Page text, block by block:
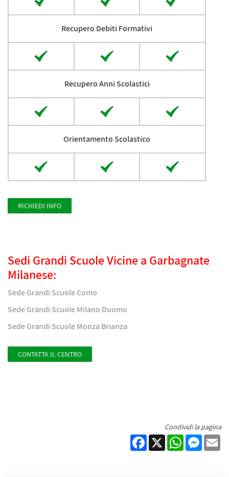
Recupero Debiti Formativi
Recupero Anni Scolastici
Orientamento Scolastico
RICHIEDI INFO
Sedi Grandi Scuole Vicine a Garbagnate
Milanese:
Sede Grandi Scuole Como
Sede Grandi Scuole Milano Duomo
Sede Grandi Scuole Monza Brianza
CONTATTA IL CENTRO
Condividi la pagina
Facebook
X WhatsApp